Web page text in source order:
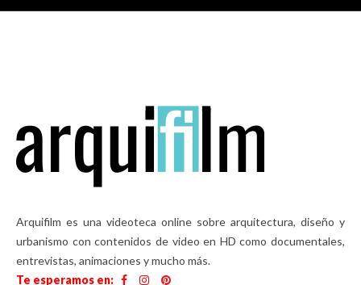
Arquifilm es una videoteca online sobre arquitectura, diseño y
urbanismo con contenidos de video en HD como documentales,
entrevistas, animaciones y mucho más.
Te esperamos en: